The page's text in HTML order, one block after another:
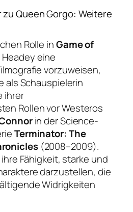
zu Queen Gorgo: Weitere
Rolle inGame of
eine
vorzuweisen,
als Schauspielerin
ihrer
Rollen vor Westeros
in der Science-
Terminator: The
(2008–2009).
Fähigkeit, starke und
darzustellen, die
Widrigkeiten